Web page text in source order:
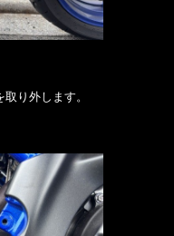
り外します。